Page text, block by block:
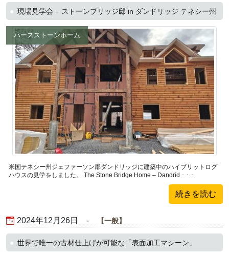
現場見学会 – ストーンブリッジ邸 in ダンドリッジ テネシー州
ハースストーンホーム
米国テネシー州ジェファーソン郡ダンドリッジに建築中のハイブリットログ
ハウスの見学をしました。 The Stone Bridge Home – Dandrid ･ ･ ･
続きを読む
2024年12月26日 - 一般
世界で唯一の古材仕上げが可能な「表面加工マシーン」